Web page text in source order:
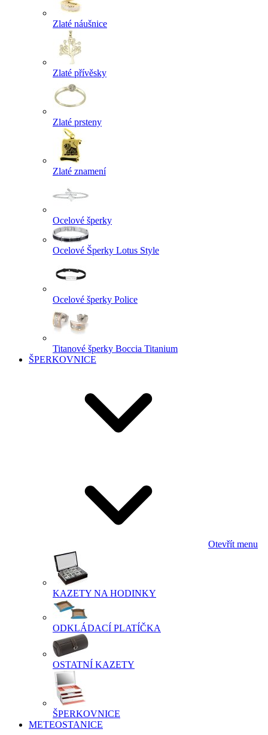
Zlaté náušnice
Zlaté přívěsky
Zlaté prsteny
Zlaté znamení
Ocelové šperky
Ocelové Šperky Lotus Style
Ocelové šperky Police
Titanové šperky Boccia Titanium
ŠPERKOVNICE
Otevřít menu
KAZETY NA HODINKY
ODKLÁDACÍ PLATÍČKA
OSTATNÍ KAZETY
ŠPERKOVNICE
METEOSTANICE